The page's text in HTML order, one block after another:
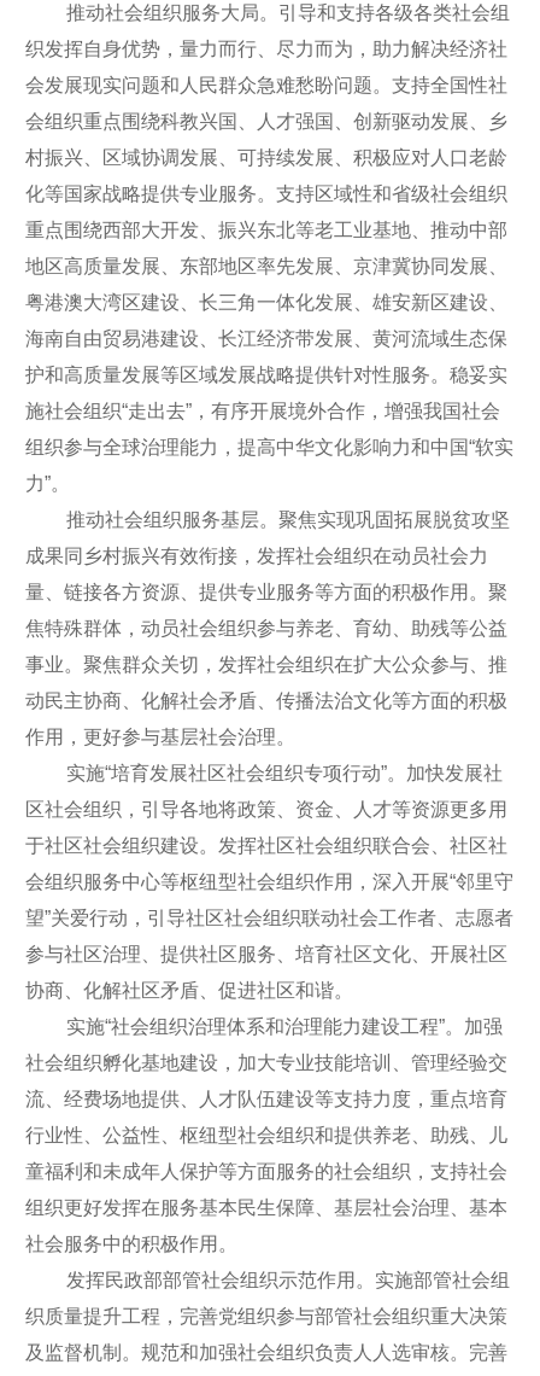
推动社会组织服务大局。引导和支持各级各类社会组
织发挥自身优势，量力而行、尽力而为，助力解决经济社
会发展现实问题和人民群众急难愁盼问题。支持全国性社
会组织重点围绕科教兴国、人才强国、创新驱动发展、乡
村振兴、区域协调发展、可持续发展、积极应对人口老龄
化等国家战略提供专业服务。支持区域性和省级社会组织
重点围绕西部大开发、振兴东北等老工业基地、推动中部
地区高质量发展、东部地区率先发展、京津冀协同发展、
粤港澳大湾区建设、长三角一体化发展、雄安新区建设、
海南自由贸易港建设、长江经济带发展、黄河流域生态保
护和高质量发展等区域发展战略提供针对性服务。稳妥实
施社会组织“走出去”，有序开展境外合作，增强我国社会
组织参与全球治理能力，提高中华文化影响力和中国“软实
力”。
推动社会组织服务基层。聚焦实现巩固拓展脱贫攻坚
成果同乡村振兴有效衔接，发挥社会组织在动员社会力
量、链接各方资源、提供专业服务等方面的积极作用。聚
焦特殊群体，动员社会组织参与养老、育幼、助残等公益
事业。聚焦群众关切，发挥社会组织在扩大公众参与、推
动民主协商、化解社会矛盾、传播法治文化等方面的积极
作用，更好参与基层社会治理。
实施“培育发展社区社会组织专项行动”。加快发展社
区社会组织，引导各地将政策、资金、人才等资源更多用
于社区社会组织建设。发挥社区社会组织联合会、社区社
会组织服务中心等枢纽型社会组织作用，深入开展“邻里守
望”关爱行动，引导社区社会组织联动社会工作者、志愿者
参与社区治理、提供社区服务、培育社区文化、开展社区
协商、化解社区矛盾、促进社区和谐。
实施“社会组织治理体系和治理能力建设工程”。加强
社会组织孵化基地建设，加大专业技能培训、管理经验交
流、经费场地提供、人才队伍建设等支持力度，重点培育
行业性、公益性、枢纽型社会组织和提供养老、助残、儿
童福利和未成年人保护等方面服务的社会组织，支持社会
组织更好发挥在服务基本民生保障、基层社会治理、基本
社会服务中的积极作用。
发挥民政部部管社会组织示范作用。实施部管社会组
织质量提升工程，完善党组织参与部管社会组织重大决策
及监督机制。规范和加强社会组织负责人人选审核。完善